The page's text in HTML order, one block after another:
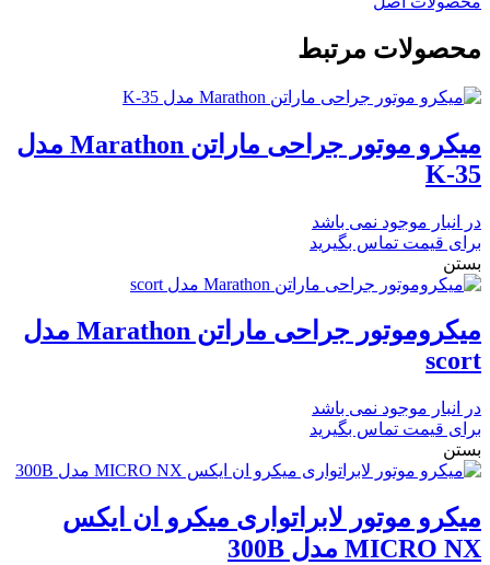
محصولات مرتبط
میکرو موتور جراحی ماراتن Marathon مدل
K-35
در انبار موجود نمی باشد
برای قیمت تماس بگیرید
بستن
میکروموتور جراحی ماراتن Marathon مدل
scort
در انبار موجود نمی باشد
برای قیمت تماس بگیرید
بستن
میکرو موتور لابراتواری میکرو ان ایکس
MICRO NX مدل 300B